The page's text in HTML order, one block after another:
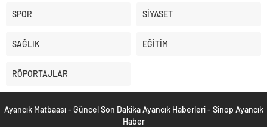
SPOR SİYASET
SAĞLIK EĞİTİM
RÖPORTAJLAR
Ayancık Matbaası - Güncel Son Dakika Ayancık Haberleri - Sinop Ayancık
Haber